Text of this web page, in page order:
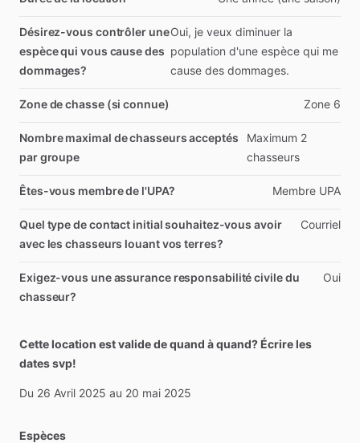
Désirez-vous contrôler une
espèce qui vous cause des
dommages?
Oui, je veux diminuer la
population d'une espèce qui me
cause des dommages.
Zone de chasse (si connue) Zone 6
Nombre maximal de chasseurs acceptés
par groupe
Maximum 2
chasseurs
Êtes-vous membre de l'UPA? Membre UPA
Quel type de contact initial souhaitez-vous avoir
avec les chasseurs louant vos terres?
Courriel
Exigez-vous une assurance responsabilité civile du
chasseur?
Oui
Cette location est valide de quand à quand? Écrire les
dates svp!
Du 26 Avril 2025 au 20 mai 2025
Espèces